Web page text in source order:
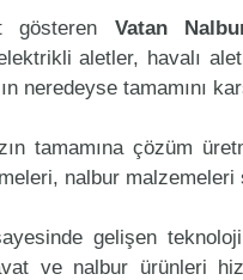
gösteren Vatan
aletler, havalı
neredeyse tamamını
tamamına çözüm
nalbur malzemeleri
gelişen
ve nalbur ürünleri